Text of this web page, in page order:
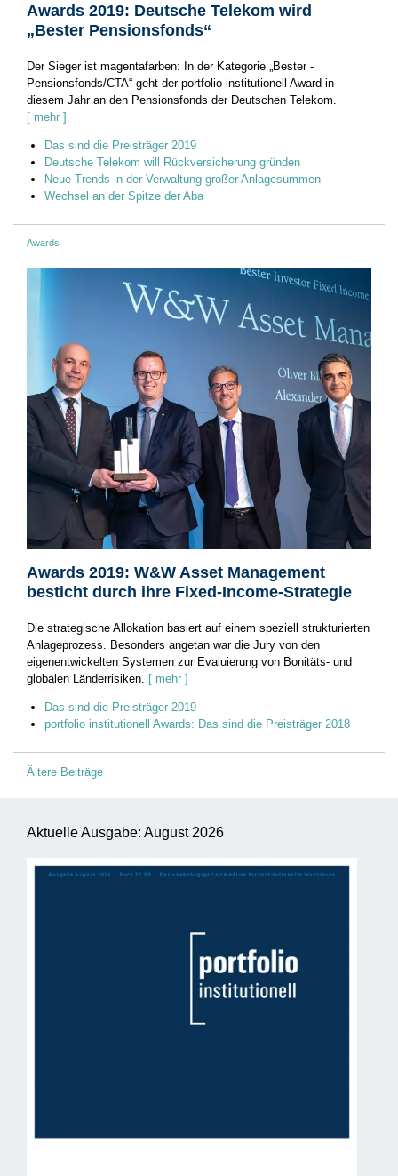
Awards 2019: Deutsche Telekom wird
„Bester Pensionsfonds“
Der Sieger ist magentafarben: In der Kategorie „Bester ­
Pensionsfonds/CTA“ geht der portfolio institutionell Award in
diesem Jahr an den Pensionsfonds der Deutschen Telekom.
[ mehr ]
Das sind die Preisträger 2019
Deutsche Telekom will Rückversicherung gründen
Neue Trends in der Verwaltung großer Anlagesummen
Wechsel an der Spitze der Aba
Awards
Awards 2019: W&W Asset Management
besticht durch ihre Fixed-Income-Strategie
Die strategische Allokation basiert auf einem speziell strukturierten
Anlageprozess. Besonders angetan war die Jury von den
eigenentwickelten Systemen zur Evaluierung von Bonitäts- und
globalen Länderrisiken. [ mehr ]
Das sind die Preisträger 2019
portfolio institutionell Awards: Das sind die Preisträger 2018
Beitragsnavigation
Ältere Beiträge
Aktuelle Ausgabe: August 2026